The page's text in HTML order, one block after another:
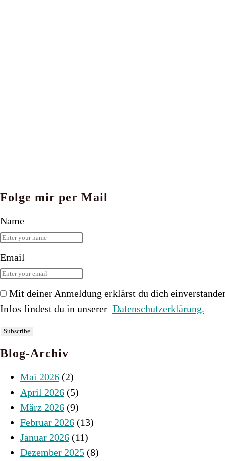
Folge mir per Mail
Name
Email
Mit deiner Anmeldung erklärst du dich
Infos findest du in unserer Datenschutzerklärung.
Blog-Archiv
Mai 2026 (2)
April 2026 (5)
März 2026 (9)
Februar 2026 (13)
Januar 2026 (11)
Dezember 2025 (8)